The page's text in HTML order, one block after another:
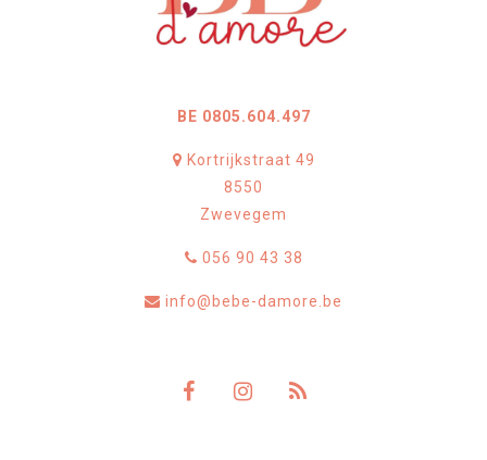
BE 0805.604.497
Kortrijkstraat 49
8550
Zwevegem
056 90 43 38
info@bebe-damore.be